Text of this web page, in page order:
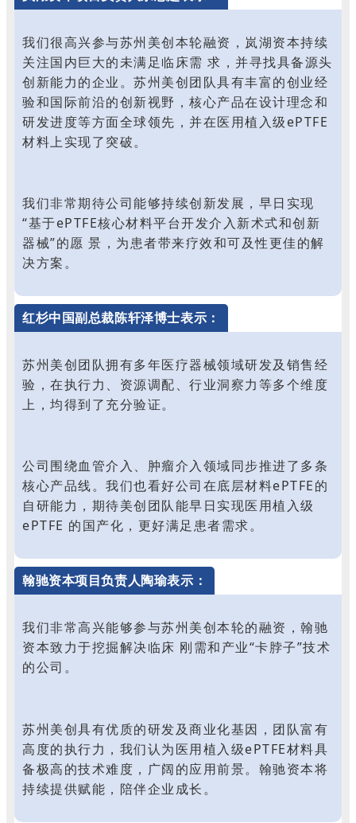
我们很高兴参与苏州美创本轮融资，岚湖资本持续
关注国内巨大的未满足临床需 求，并寻找具备源头
创新能力的企业。苏州美创团队具有丰富的创业经
验和国际前沿的创新视野，核心产品在设计理念和
研发进度等方面全球领先，并在医用植入级ePTFE
材料上实现了突破。
我们非常期待公司能够持续创新发展，早日实现
“基于ePTFE核心材料平台开发介入新术式和创新
器械”的愿 景，为患者带来疗效和可及性更佳的解
决方案。
红杉中国副总裁陈轩泽博士表示：
苏州美创团队拥有多年医疗器械领域研发及销售经
验，在执行力、资源调配、行业洞察力等多个维度
上，均得到了充分验证。
公司围绕血管介入、肿瘤介入领域同步推进了多条
核心产品线。我们也看好公司在底层材料ePTFE的
自研能力，期待美创团队能早日实现医用植入级
ePTFE 的国产化，更好满足患者需求。
翰驰资本项目负责人陶瑜表示：
我们非常高兴能够参与苏州美创本轮的融资，翰驰
资本致力于挖掘解决临床 刚需和产业“卡脖子”技术
的公司。
苏州美创具有优质的研发及商业化基因，团队富有
高度的执行力，我们认为医用植入级ePTFE材料具
备极高的技术难度，广阔的应用前景。翰驰资本将
持续提供赋能，陪伴企业成长。